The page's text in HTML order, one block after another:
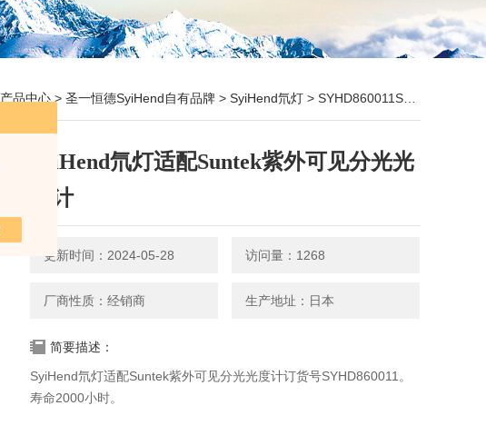
产品中心 > 圣一恒德SyiHend自有品牌 > SyiHend氘灯 > SYHD860011SyiHend氘灯适配Suntek紫外可见分光光度计
SyiHend氘灯适配Suntek紫外可见分光光
度计
更新时间：2024-05-28 访问量：1268
厂商性质：经销商 生产地址：日本
简要描述：
SyiHend氘灯适配Suntek紫外可见分光光度计订货号SYHD860011。
寿命2000小时。